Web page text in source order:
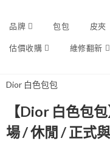
品牌 包包 皮夾
估價收購 維修翻新
Dior 白色包包
【Dior 白色包
場 / 休閒 / 正式